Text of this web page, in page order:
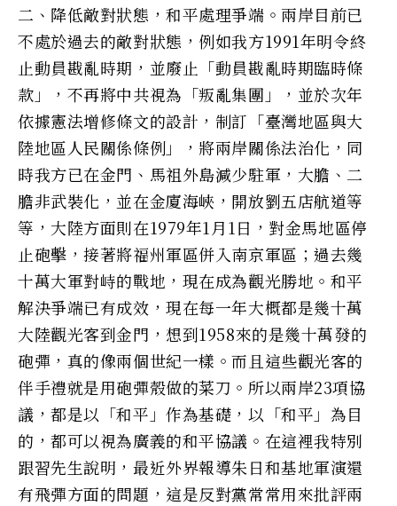
二、降低敵對狀態，和平處理爭端。兩岸目前已
不處於過去的敵對狀態，例如我方1991年明令終
止動員戡亂時期，並廢止「動員戡亂時期臨時條
款」，不再將中共視為「叛亂集團」，並於次年
依據憲法增修條文的設計，制訂「臺灣地區與大
陸地區人民關係條例」，將兩岸關係法治化，同
時我方已在金門、馬祖外島減少駐軍，大膽、二
膽非武裝化，並在金廈海峽，開放劉五店航道等
等，大陸方面則在1979年1月1日，對金馬地區停
止砲擊，接著將福州軍區併入南京軍區；過去幾
十萬大軍對峙的戰地，現在成為觀光勝地。和平
解決爭端已有成效，現在每一年大概都是幾十萬
大陸觀光客到金門，想到1958來的是幾十萬發的
砲彈，真的像兩個世紀一樣。而且這些觀光客的
伴手禮就是用砲彈殼做的菜刀。所以兩岸23項協
議，都是以「和平」作為基礎，以「和平」為目
的，都可以視為廣義的和平協議。在這裡我特別
跟習先生說明，最近外界報導朱日和基地軍演還
有飛彈方面的問題，這是反對黨常常用來批評兩